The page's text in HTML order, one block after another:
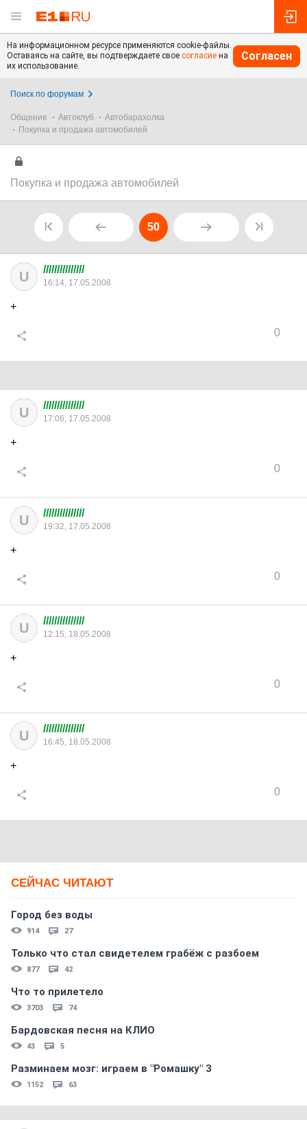
На информационном ресурсе применяются cookie-файлы.
Оставаясь на сайте, вы подтверждаете свое согласие на
их использование.
Согласен
Поиск по форумам
Общение Автоклуб
Автобарахолка
Покупка и продажа автомобилей
Покупка и продажа автомобилей
50
U ///////////////
16:14, 17.05.2008
+
0
U ///////////////
17:06, 17.05.2008
+
0
U ///////////////
19:32, 17.05.2008
+
0
U ///////////////
12:15, 18.05.2008
+
0
U ///////////////
16:45, 18.05.2008
+
0
СЕЙЧАС ЧИТАЮТ
Город без воды
914 27
Только что стал свидетелем грабёж с разбоем
877 42
Что то прилетело
3703 74
Бардовская песня на КЛИО
43 5
Разминаем мозг: играем в "Ромашку" 3
1152 63